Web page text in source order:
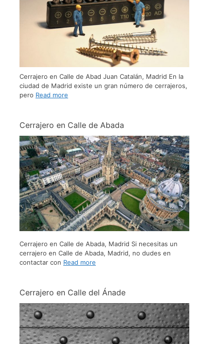
Cerrajero en Calle de Abad Juan Catalán, Madrid En la
ciudad de Madrid existe un gran número de cerrajeros,
pero Read more
Cerrajero en Calle de Abada
Cerrajero en Calle de Abada, Madrid Si necesitas un
cerrajero en Calle de Abada, Madrid, no dudes en
contactar con Read more
Cerrajero en Calle del Ánade